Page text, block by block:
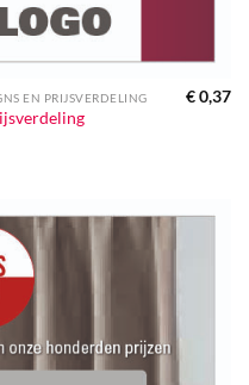
EN PRIJSVERDELING €0,37